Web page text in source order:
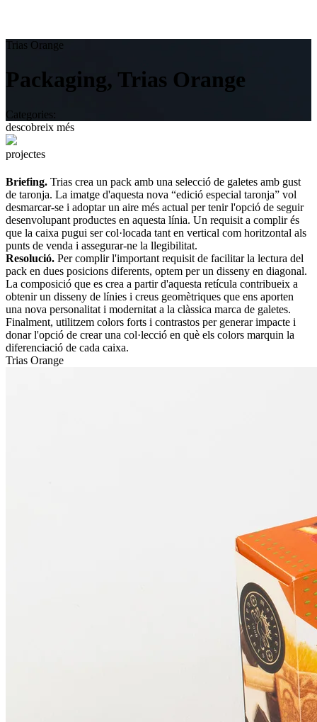
Trias Orange
Packaging, Trias Orange
Categories:
descobreix més
projectes
Briefing. Trias crea un pack amb una selecció de galetes amb gust
de taronja. La imatge d'aquesta nova “edició especial taronja” vol
desmarcar-se i adoptar un aire més actual per tenir l'opció de seguir
desenvolupant productes en aquesta línia. Un requisit a complir és
que la caixa pugui ser col·locada tant en vertical com horitzontal als
punts de venda i assegurar-ne la llegibilitat.
Resolució. Per complir l'important requisit de facilitar la lectura del
pack en dues posicions diferents, optem per un disseny en diagonal.
La composició que es crea a partir d'aquesta retícula contribueix a
obtenir un disseny de línies i creus geomètriques que ens aporten
una nova personalitat i modernitat a la clàssica marca de galetes.
Finalment, utilitzem colors forts i contrastos per generar impacte i
donar l'opció de crear una col·lecció en què els colors marquin la
diferenciació de cada caixa.
Trias Orange